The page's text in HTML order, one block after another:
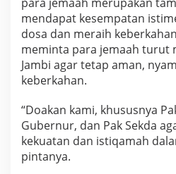
T
a
n
a
S
i
para jemaah merupakan
mendapat kesempatan
dosa dan meraih
meminta para jemaah turut
Jambi agar tetap aman,
keberkahan.
“Doakan kami, khususnya
Gubernur, dan Pak Sekda
kekuatan dan istiqamah
pintanya.